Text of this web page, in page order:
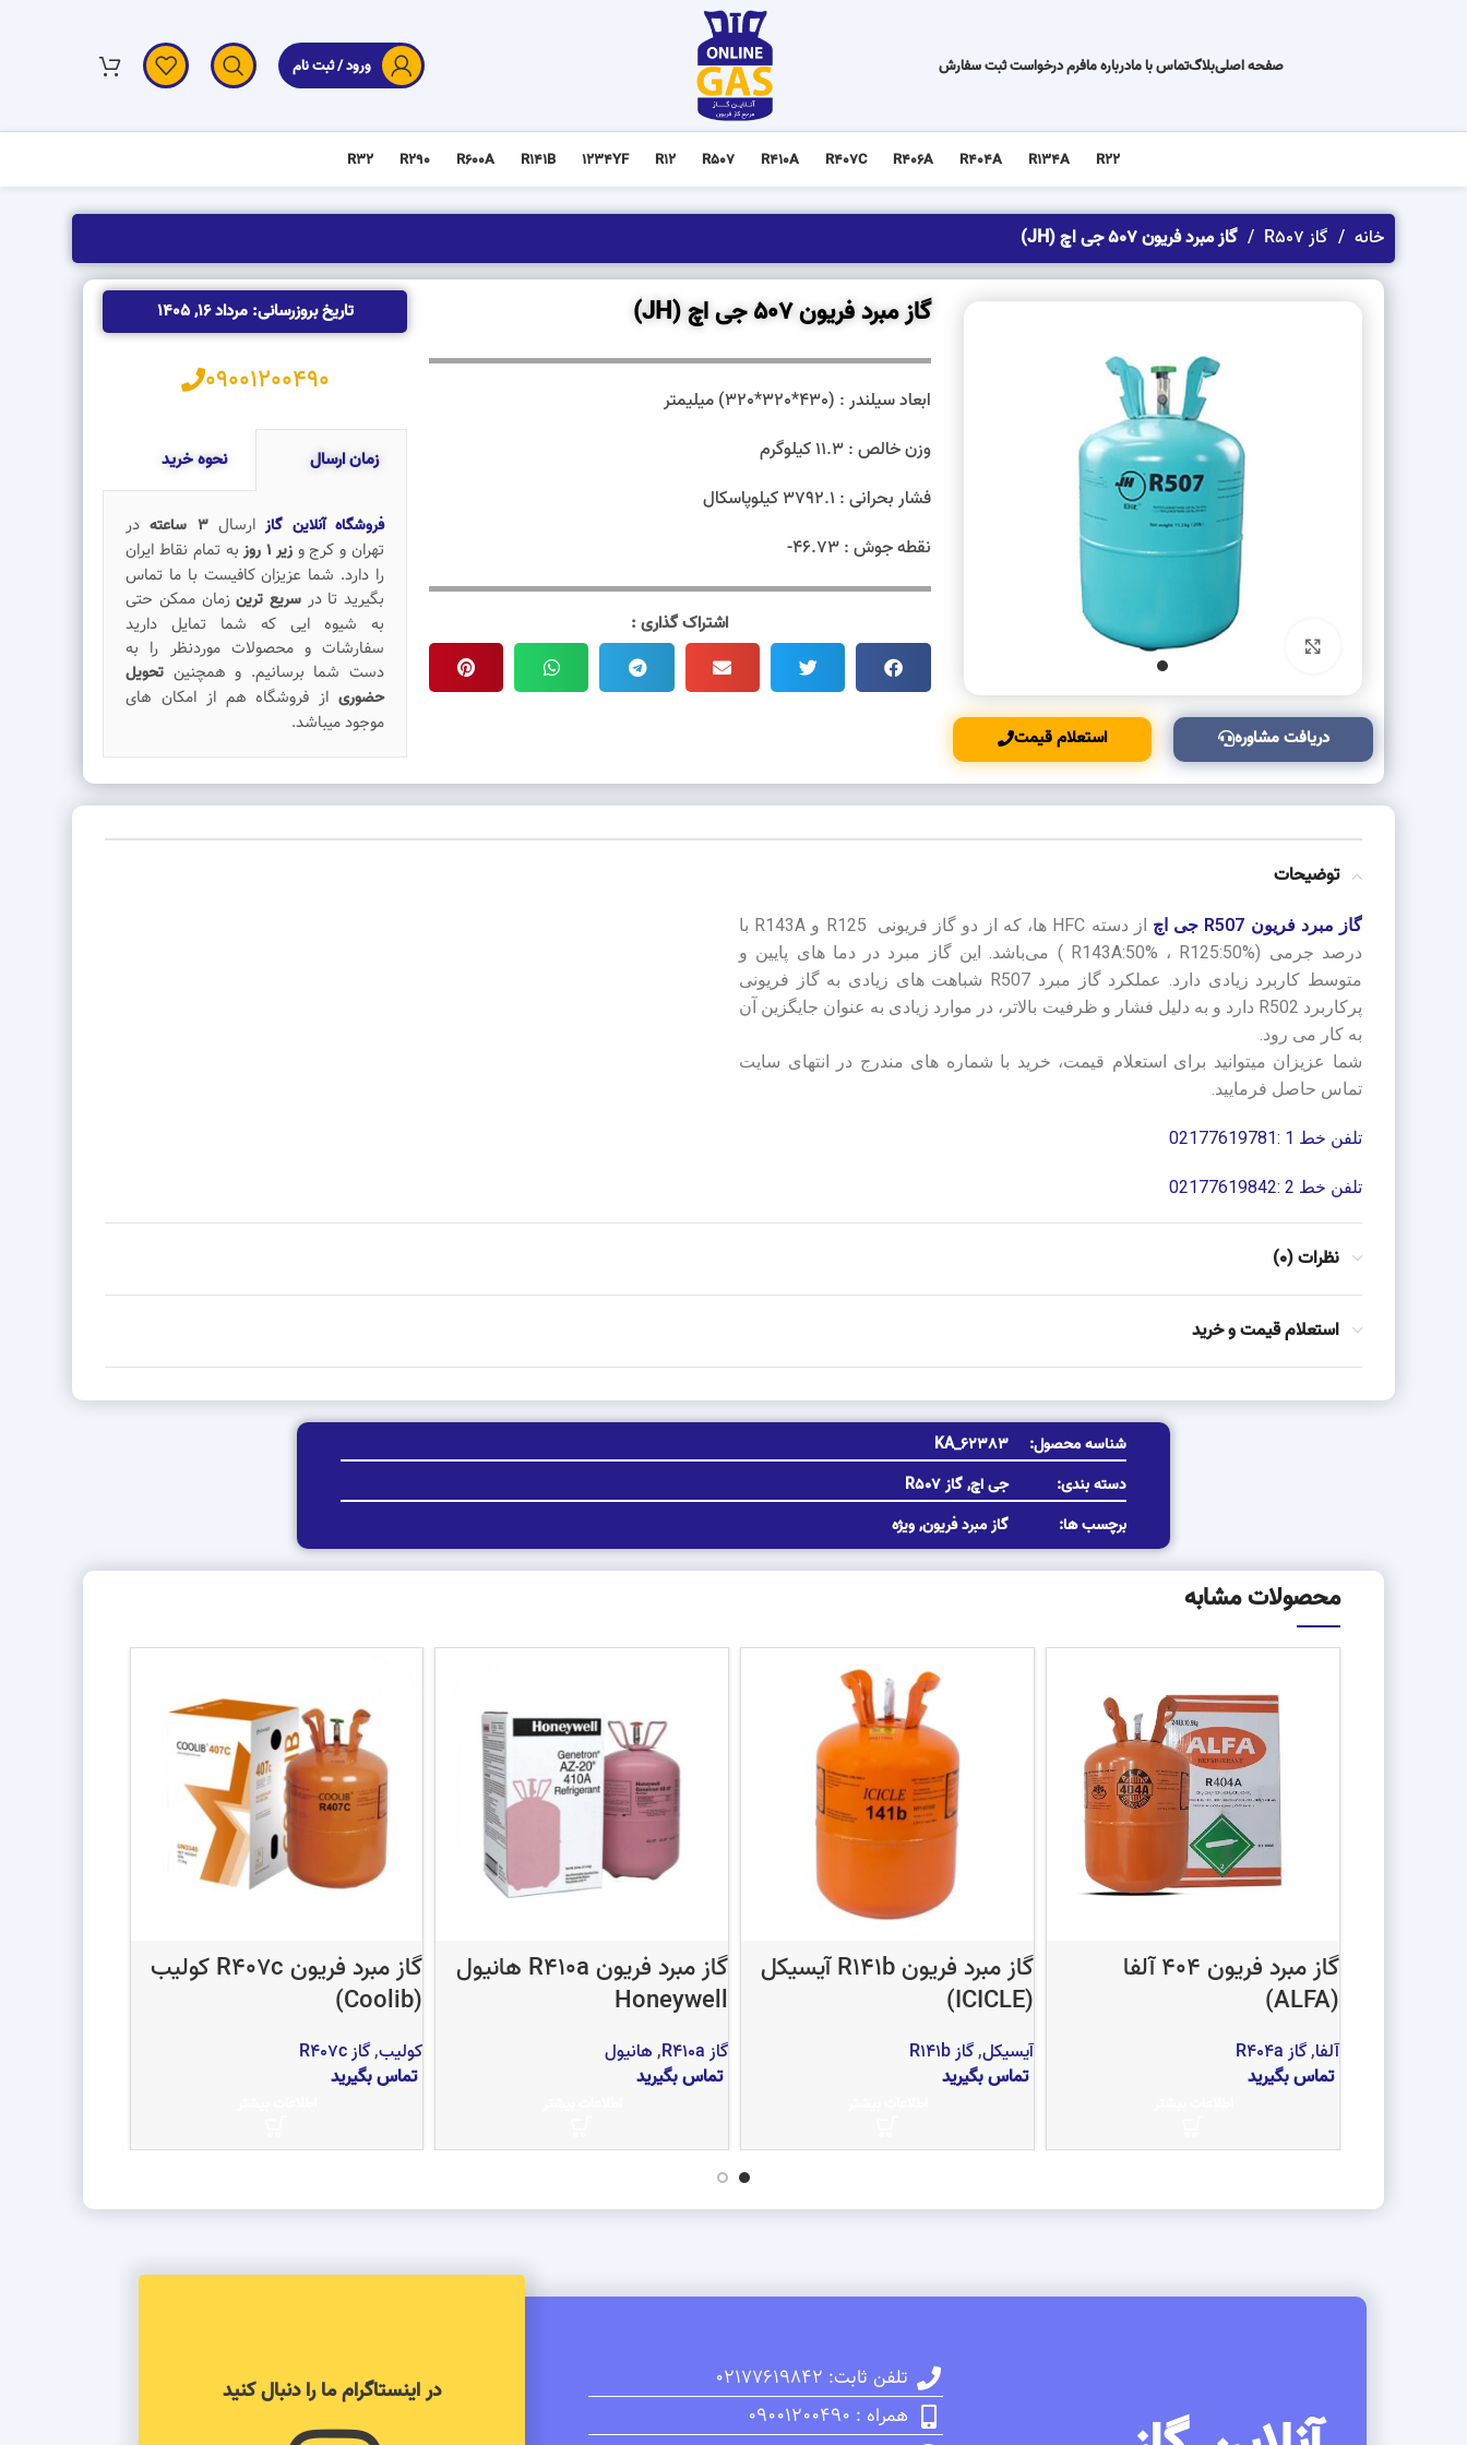
صفحه اصلیبلاگتماس با مادرباره مافرم درخواست ثبت سفارش ورود / ثبت نام
R22
R134A
R404A
R406A
R407C
R410A
R507
R12
1234YF
R141B
R600A
R290
R32
خانه گاز R507 گاز مبرد فریون 507 جی اچ (JH)
بزرگنمایی تصویر
دریافت مشاوره استعلام قیمت
گاز مبرد فریون 507 جی اچ (JH)
ابعاد سیلندر : (430*320*320) میلیمتر
وزن خالص : 11.3 کیلوگرم
فشار بحرانی : 3792.1 کیلوپاسکال
نقطه جوش : 46.73-
اشتراک گذاری :
تاریخ بروزرسانی: مرداد 16, 1405
09001200490
زمان ارسال نحوه خرید
فروشگاه آنلاین گاز ارسال3 ساعته
در
تهران و کرج و زیر 1 روز
به تمام نقاط ایران
را دارد. شما عزیزان کافیست با ما تماس
بگیرید تا درسریع ترینزمان ممکن حتی
به شیوه ایی که شما تمایل دارید
سفارشات و محصولات موردنظر را به
دست شما برسانیم. و همچنین تحویل
حضوری از فروشگاه هم از امکان های
موجود میباشد.
توضیحات
گاز مبرد فریون R507 جی اچ
از دسته HFC ها، که از دو گاز فریونی R125 و R143A با
درصد جرمی (R143A:50% ، R125:50% ) می‌باشد. این گاز مبرد در دما های پایین و
متوسط کاربرد زیادی دارد. عملکرد گاز مبرد R507 شباهت‌ های زیادی به گاز فریونی
پرکاربرد R502 دارد و به دلیل فشار و ظرفیت بالاتر، در موارد زیادی به عنوان جایگزین آن
به کار می رود.
شما عزیزان میتوانید برای استعلام قیمت، خرید با شماره های مندرج در انتهای سایت
تماس حاصل فرمایید.
تلفن خط 1 :02177619781
تلفن خط 2 :02177619842
نظرات (0)
استعلام قیمت و خرید
شناسه محصول:
KA_62383
دسته بندی:
جی اچ,گاز R507
برچسب ها:
گاز مبرد فریون,ویژه
محصولات مشابه
گاز مبرد فریون 404 آلفا
(ALFA)
آلفا,گاز R404a
تماس بگیرید
گاز مبرد فریون R141b آیسیکل
(ICICLE)
آیسیکل,گاز R141b
تماس بگیرید
گاز مبرد فریون R410a هانیول
Honeywell
گاز R410a ,هانیول
تماس بگیرید
گاز مبرد فریون R407c کولیب
(Coolib)
کولیب,گاز R407c
تماس بگیرید
تلفن ثابت: 02177619842
همراه : 09001200490
در اینستاگرام ما را دنبال کنید